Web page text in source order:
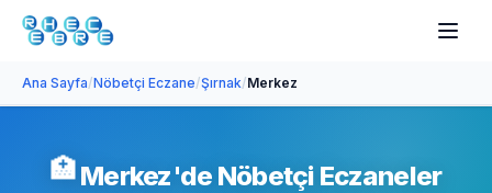
Ana Sayfa/Nöbetçi Eczane/Şırnak/Merkez
🏥Merkez'de Nöbetçi Eczaneler